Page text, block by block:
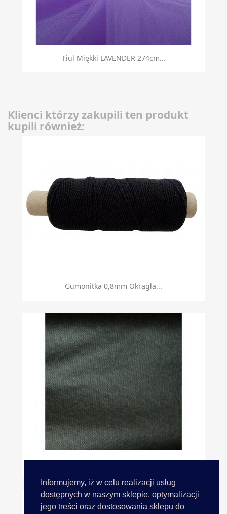
Informujemy, iż w celu realizacji usług
dostępnych w naszym sklepie, optymalizacji
jego treści oraz dostosowania sklepu do
Tiul Miękki LAVENDER 274cm...
Klienci którzy zakupili ten produkt
kupili również:
Gumonitka 0,8mm Okrągła...
Flizelina Z Klejem 30...